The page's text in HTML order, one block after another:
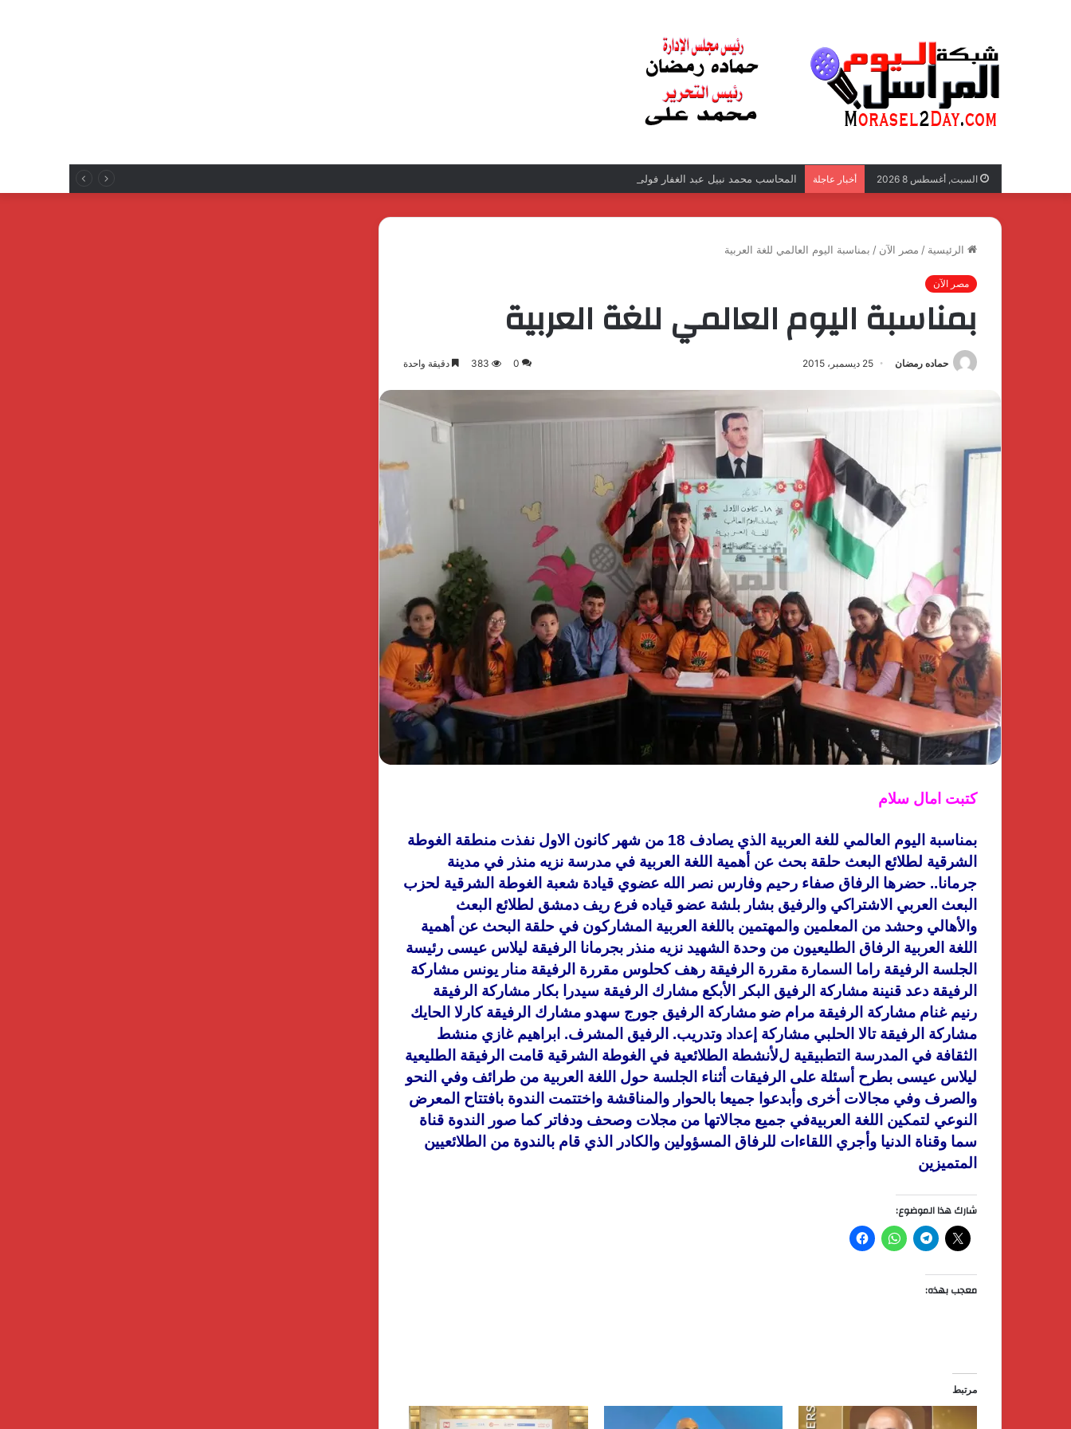
السبت, أغسطس 8 2026 أخبار عاجلة المحاسب محمد نبيل عبد الغفار فولي.. قيادة إدارية ناجحة على رأس فرع إيرادات طامية
الرئيسية / مصر الآن / بمناسبة اليوم العالمي للغة العربية
مصر الآن
بمناسبة اليوم العالمي للغة العربية
حماده رمضان 25 ديسمبر، 2015 0
383 دقيقة واحدة
كتبت امال سلام
بمناسبة اليوم العالمي للغة العربية الذي يصادف 18 من شهر كانون الاول نفذت منطقة الغوطة
الشرقية لطلائع البعث حلقة بحث عن أهمية اللغة العربية في مدرسة نزيه منذر في مدينة
جرمانا.. حضرها الرفاق صفاء رحيم وفارس نصر الله عضوي قيادة شعبة الغوطة الشرقية لحزب
البعث العربي الاشتراكي والرفيق بشار بلشة عضو قياده فرع ريف دمشق لطلائع البعث
والأهالي وحشد من المعلمين والمهتمين باللغة العربية المشاركون في حلقة البحث عن أهمية
اللغة العربية الرفاق الطليعيون من وحدة الشهيد نزيه منذر بجرمانا الرفيقة ليلاس عيسى رئيسة
الجلسة الرفيقة راما السمارة مقررة الرفيقة رهف كحلوس مقررة الرفيقة منار يونس مشاركة
الرفيقة دعد قنينة مشاركة الرفيق البكر الأبكع مشارك الرفيقة سيدرا بكار مشاركة الرفيقة
رنيم غنام مشاركة الرفيقة مرام ضو مشاركة الرفيق جورج سهدو مشارك الرفيقة كارلا الحايك
مشاركة الرفيقة تالا الحلبي مشاركة إعداد وتدريب. الرفيق المشرف. ابراهيم غازي منشط
الثقافة في المدرسة التطبيقية لﻷنشطة الطلائعية في الغوطة الشرقية قامت الرفيقة الطليعية
ليلاس عيسى بطرح أسئلة على الرفيقات أثناء الجلسة حول اللغة العربية من طرائف وفي النحو
والصرف وفي مجالات أخرى وأبدعوا جميعا بالحوار والمناقشة واختتمت الندوة بافتتاح المعرض
النوعي لتمكين اللغة العربيةفي جميع مجالاتها من مجلات وصحف ودفاتر كما صور الندوة قناة
سما وقناة الدنيا وأجري اللقاءات للرفاق المسؤولين والكادر الذي قام بالندوة من الطلائعيين
المتميزين
شارك هذا الموضوع:
معجب بهذه:
مرتبط